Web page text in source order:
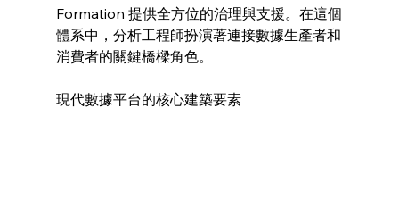
Formation 提供全方位的治理與支援。在這個
體系中，分析工程師扮演著連接數據生產者和
消費者的關鍵橋樑角色。
現代數據平台的核心建築要素